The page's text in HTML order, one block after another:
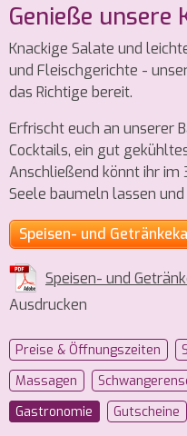
Genieße unsere
Knackige Salate und
und Fleischgerichte -
das Richtige bereit.
Erfrischt euch an unserer
Cocktails, ein gut
Anschließend könnt ihr im
Seele baumeln lassen
Speisen- und
Speisen- und
Ausdrucken
Preise & Öffnungszeiten
Massagen
Gastronomie
Gutscheine